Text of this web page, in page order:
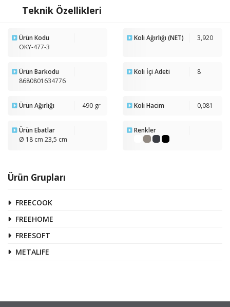
Ürün Grupları
FREECOOK
FREEHOME
FREESOFT
METALIFE
Teknik Özellikleri
Ürün Kodu
OKY-477-3
Koli Ağırlığı (NET) 3,920
Ürün Barkodu
8680801634776
Koli İçi Adeti 8
Ürün Ağırlığı 490 gr Koli Hacim 0,081
Ürün Ebatlar
Ø 18 cm 23,5 cm
Renkler